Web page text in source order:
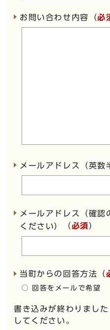
お問い合わせ内容（必
メールアドレス（英数
メールアドレス（確認
ください）
（必須）
当町からの回答方法 （
回答をメールで希望
書き込みが終わりまし
してください。